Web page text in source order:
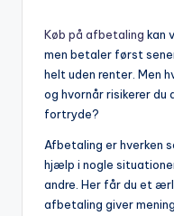
Køb på afbetaling kan
men betaler først
helt uden renter. Men
og hvornår risikerer du
fortryde?
Afbetaling er hverken
hjælp i nogle
andre. Her får du et
afbetaling giver